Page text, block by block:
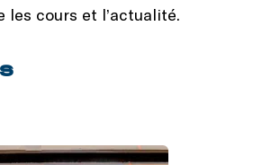
les cours et l’actualité.